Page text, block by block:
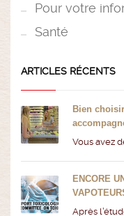
Pour votre
Santé
ARTICLES RÉCENTS
Bien
Vous avez
ENCORE
Après